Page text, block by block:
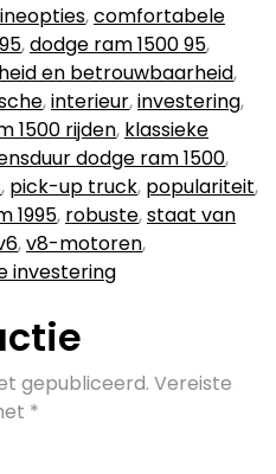
,comfortabele
,dodge ram 1500 95,
en betrouwbaarheid,
,interieur,investering,
1500 rijden, klassieke
dodge ram 1500,
, pick-up truck, populariteit,
1995, robuste,staat van
,v8-motoren,
investering
gepubliceerd. Vereiste
*